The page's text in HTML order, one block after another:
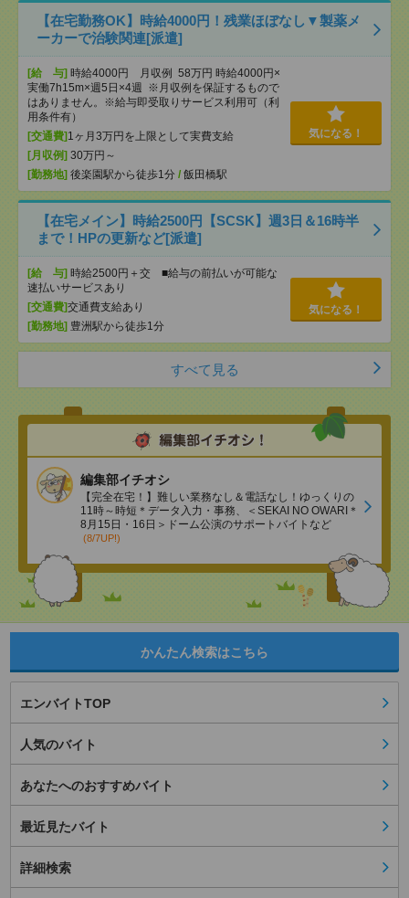
【在宅勤務OK】時給4000円！残業ほぼなし▼製薬メ
ーカーで治験関連[派遣]
[給 与] 時給4000円 月収例 58万円 時給4000円×
実働7h15m×週5日×4週 ※月収例を保証するもので
はありません。※給与即受取りサービス利用可（利
用条件有）
[交通費]1ヶ月3万円を上限として実費支給
[月収例] 30万円～
[勤務地] 後楽園駅から徒歩1分 / 飯田橋駅
気になる！
【在宅メイン】時給2500円【SCSK】週3日＆16時半
まで！HPの更新など[派遣]
[給 与] 時給2500円＋交 ■給与の前払いが可能な
速払いサービスあり
[交通費]交通費支給あり
[勤務地] 豊洲駅から徒歩1分
気になる！
すべて見る
編集部イチオシ
【完全在宅！】難しい業務なし＆電話なし！ゆっくりの
11時～時短＊データ入力・事務、＜SEKAI NO OWARI＊
8月15日・16日＞ドーム公演のサポートバイトなど
(8/7UP!)
かんたん検索はこちら
エンバイトTOP
人気のバイト
あなたへのおすすめバイト
最近見たバイト
詳細検索